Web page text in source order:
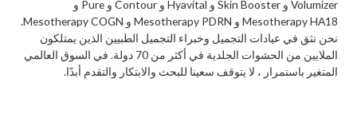
Volumizer و Skin Booster و Hyavital و Contour و Pure و
Mesotherapy HA18 و Mesotherapy PDRN و Mesotherapy COGN.
نحن نثق في عيادات التجميل وخبراء التجميل الطبيين الذين يمتلكون
الملايين من الحشوات الجلدية في أكثر من 70 دولة. في السوق العالمي
المتغير باستمرار ، لا يتوقف سعينا للبحث والابتكار والتقدم أبدًا.